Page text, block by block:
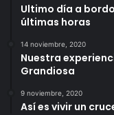
Ultimo día a
últimas horas
14 noviembre, 2020
Nuestra
Grandiosa
9 noviembre, 2020
Así es vivir un